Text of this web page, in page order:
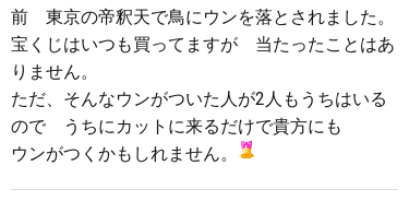
前 東京の帝釈天で鳥にウンを落とされました。
宝くじはいつも買ってますが 当たったことはあ
りません。
ただ、そんなウンがついた人が2人もうちはいる
ので うちにカットに来るだけで貴方にも
ウンがつくかもしれません。